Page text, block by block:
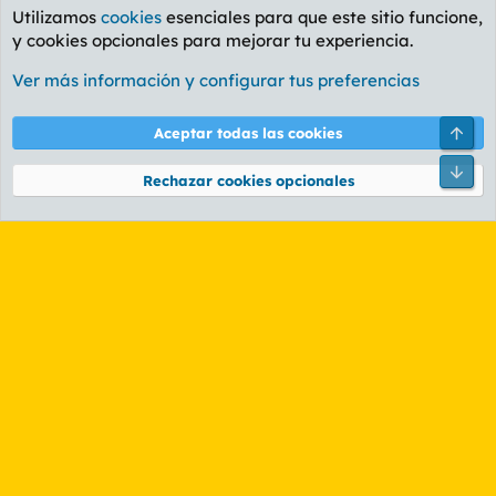
Foro General
Cookies
PL OLDSTYLE AMARILLO
Términos y reglas Política de privacidad Ayuda
Community platform by XenForo® © 2010-2026 XenForo Ltd.
Utilizamos cookies esenciales para que este sitio funcione,
y cookies opcionales para mejorar tu experiencia.
Ver más información y configurar tus preferencias
Aceptar todas las cookies
Rechazar cookies opcionales
Pie